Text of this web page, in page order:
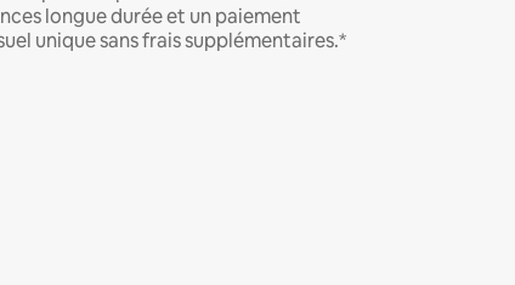
longue durée et un paiement
unique sans frais supplémentaires.*